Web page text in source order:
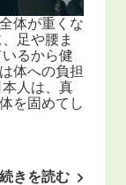
体が重くな
足や腰ま
るから健
体への負担
人は、真
を固めてし
続きを読む